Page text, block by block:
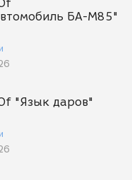
БА-М85"
"Язык даров"